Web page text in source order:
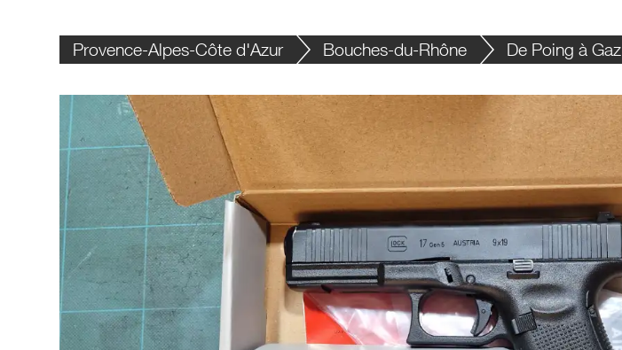
Provence-Alpes-Côte d'Azur Bouches-du-Rhône De Poing à Gaz